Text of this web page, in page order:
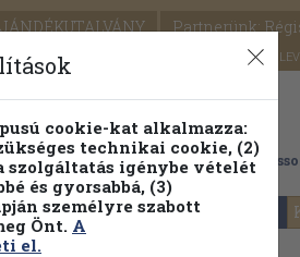
Partnerünk:
SEGÍTSÉG
FENNTARTHATÓ OLVASMÁNYOK
Témaköri fa
cookie-kat alkalmazza:
technikai cookie, (2)
igénybe vételét
és gyorsabbá, (3)
személyre szabott
Önt. A
el.